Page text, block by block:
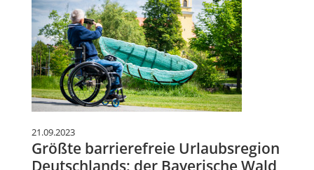
21.09.2023
Größte barrierefreie Urlaubsregion
Deutschlands: der Bayerische Wald